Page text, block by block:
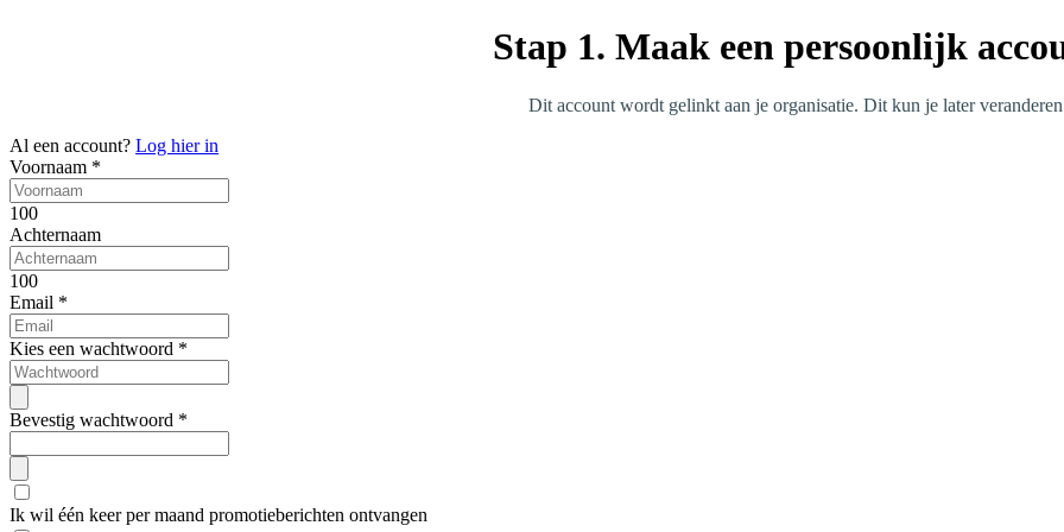
Stap 1. Maak een persoonlijk
Dit account wordt gelinkt aan je organisatie. Dit kun je later
Al een account? Log hier in
Voornaam *
100
Achternaam
100
Email *
Kies een wachtwoord *
Bevestig wachtwoord *
Ik wil één keer per maand promotieberichten ontvangen